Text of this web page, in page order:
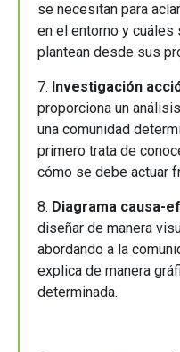
se necesitan para
en el entorno y
plantean desde sus
7. Investigación
proporciona un
una comunidad
primero trata de
cómo se debe actuar
8. Diagrama causa-
diseñar de manera
abordando a la
explica de manera
determinada.